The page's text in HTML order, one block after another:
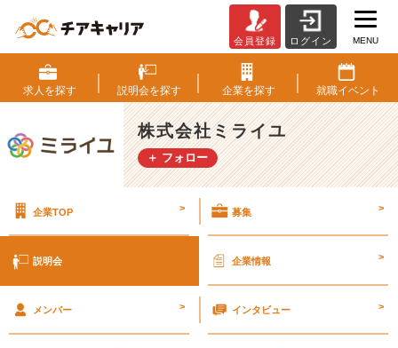
式
会
社
ミ
ラ
イ
明
細
会員登録 ログイン MENU
求人を探す 説明会を探す 企業を探す 就職イベント
株式会社ミライユ
＋ フォロー
企業TOP > 募集 >
説明会 企業情報 >
メンバー > インタビュー >